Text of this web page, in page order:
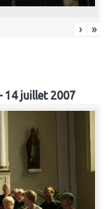
› »
14 juillet 2007